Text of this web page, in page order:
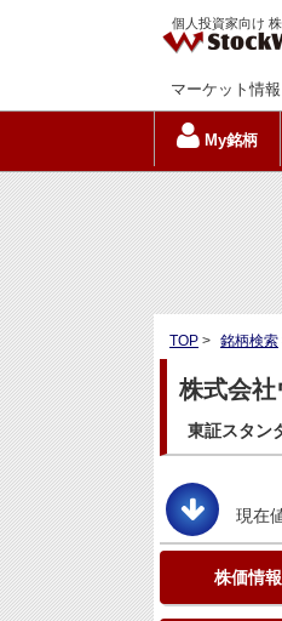
個人投資家向け
マーケット情報
My銘柄
TOP > 銘柄検索
株式会
東証スタン
現在
株価情報